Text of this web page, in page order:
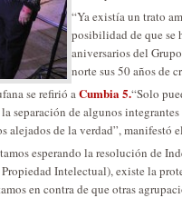
“Ya existía un trato
posibilidad de que se
aniversarios del
norte sus 50 años de
se refirió aCumbia 5.“Solo
separación de algunos
alejados de la verdad”, manifestó
esperando la resolución de
Intelectual), existe la
en contra de que otras